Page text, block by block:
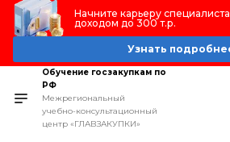
Начните карьеру
доходом до 300 т.р.
Узнать
Обучение госзакупкам по
РФ
Межрегиональный
учебно-консультационный
центр «ГЛАВЗАКУПКИ»